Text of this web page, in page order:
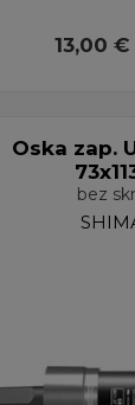
13,00 €
Oska zap.
bez